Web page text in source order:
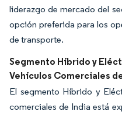
liderazgo de mercado del
opción preferida para los
de transporte.
Segmento Híbrido y
Vehículos Comerciales
El segmento Híbrido y
comerciales de India está